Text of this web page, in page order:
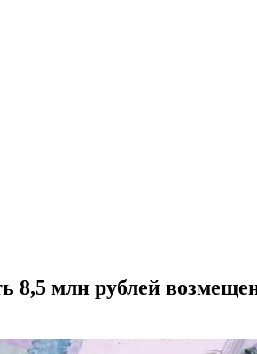
8,5 млн рублей